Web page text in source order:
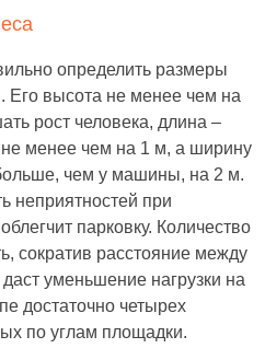
определить размеры
Его высота не менее чем на
рост человека, длина –
менее чем на 1 м, а ширину
чем у машины, на 2 м.
неприятностей при
парковку. Количество
сократив расстояние между
уменьшение нагрузки на
достаточно четырех
по углам площадки.